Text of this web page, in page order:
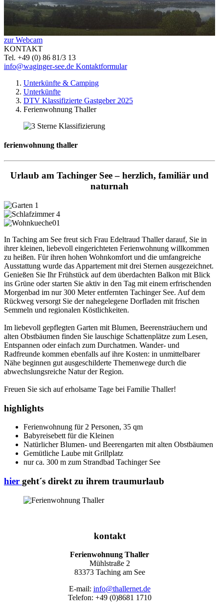
zur Webcam
KONTAKT
Tel. +49 (0) 86 81/3 13
info@waginger-see.de Kontaktformular
Unterkünfte & Camping
Unterkünfte
DTV Klassifizierte Gastgeber 2025
Ferienwohnung Thaller
ferienwohnung thaller
Urlaub am Tachinger See – herzlich, familiär und
naturnah
In Taching am See freut sich Frau Edeltraud Thaller darauf, Sie in
ihrer kleinen, liebevoll eingerichteten Ferienwohnung willkommen
zu heißen. Für ihren hohen Wohnkomfort und die umfangreiche
Ausstattung wurde das Appartement mit drei Sternen ausgezeichnet.
Genießen Sie Ihr Frühstück auf dem überdachten Balkon mit Blick
ins Grüne oder starten Sie aktiv in den Tag mit einem erfrischenden
Morgenbad im nur 300 Meter entfernten Tachinger See. Auf dem
Rückweg versorgt Sie der nahegelegene Dorfladen mit frischen
Semmeln und regionalen Köstlichkeiten.
Im liebevoll gepflegten Garten mit Blumen, Beerensträuchern und
alten Obstbäumen finden Sie lauschige Schattenplätze zum Lesen,
Entspannen oder einfach zum Durchatmen. Wander- und
Radfreunde kommen ebenfalls auf ihre Kosten: in unmittelbarer
Nähe beginnen gut ausgeschilderte Themenwege durch die
abwechslungsreiche Natur der Region.
Freuen Sie sich auf erholsame Tage bei Familie Thaller!
highlights
Ferienwohnung für 2 Personen, 35 qm
Babyreisebett für die Kleinen
Natürlicher Blumen- und Beerengarten mit alten Obstbäumen
Gemütliche Laube mit Grillplatz
nur ca. 300 m zum Strandbad Tachinger See
hier geht´s direkt zu ihrem traumurlaub
kontakt
Ferienwohnung Thaller
Mühlstraße 2
83373 Taching am See
E-mail: info@thallernet.de
Telefon: +49 (0)8681 1710